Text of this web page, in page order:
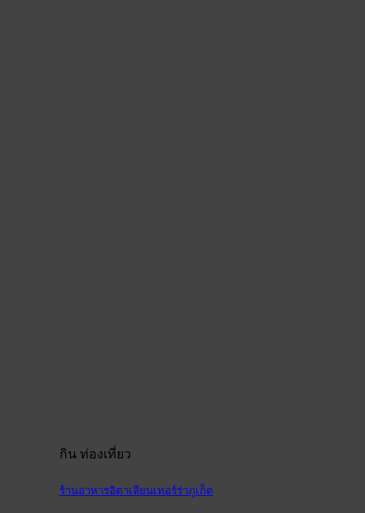
กิน ท่องเที่ยว
ร้านอาหารอิตาเลียนเทอร์ร่าภูเก็ต